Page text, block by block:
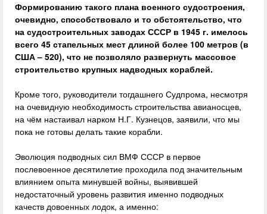
Формированию такого плана военного судостроения,
очевидно, способствовало и то обстоятельство, что
на судостроительных заводах СССР в 1945 г. имелось
всего 45 стапельных мест длиной более 100 метров (в
США – 520), что не позволяло развернуть массовое
строительство крупных надводных кораблей.
Кроме того, руководители тогдашнего Судпрома, несмотря
на очевидную необходимость строительства авианосцев,
на чём настаивал нарком Н.Г. Кузнецов, заявили, что мы
пока не готовы делать такие корабли.
Эволюция подводных сил ВМФ СССР в первое
послевоенное десятилетие проходила под значительным
влиянием опыта минувшей войны, выявившей
недостаточный уровень развития именно подводных
качеств довоенных лодок, а именно: